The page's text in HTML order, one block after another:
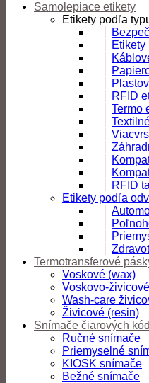
Samolepiace etikety
Etikety podľa
Etikety
RFID
Termo
RFID
Etikety podľa
Termotransferové
Voskové (wax)
Voskovo-
Wash-care
Živicové (resin)
Snímače čiarových
Ručné snímače
Priemyselné
KIOSK snímače
Bežné snímače